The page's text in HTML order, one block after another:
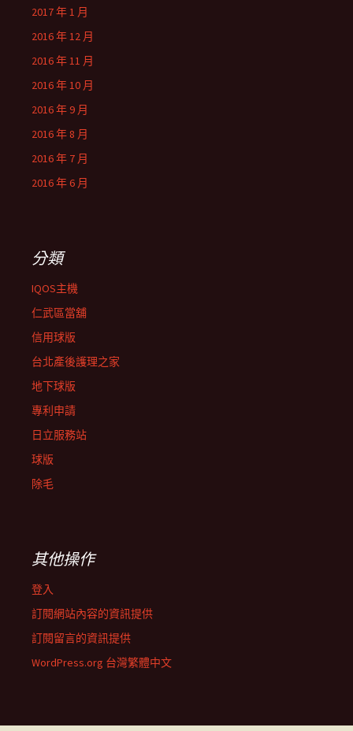
2017 年 1 月
2016 年 12 月
2016 年 11 月
2016 年 10 月
2016 年 9 月
2016 年 8 月
2016 年 7 月
2016 年 6 月
分類
IQOS主機
仁武區當舖
信用球版
台北產後護理之家
地下球版
專利申請
日立服務站
球版
除毛
其他操作
登入
訂閱網站內容的資訊提供
訂閱留言的資訊提供
WordPress.org 台灣繁體中文